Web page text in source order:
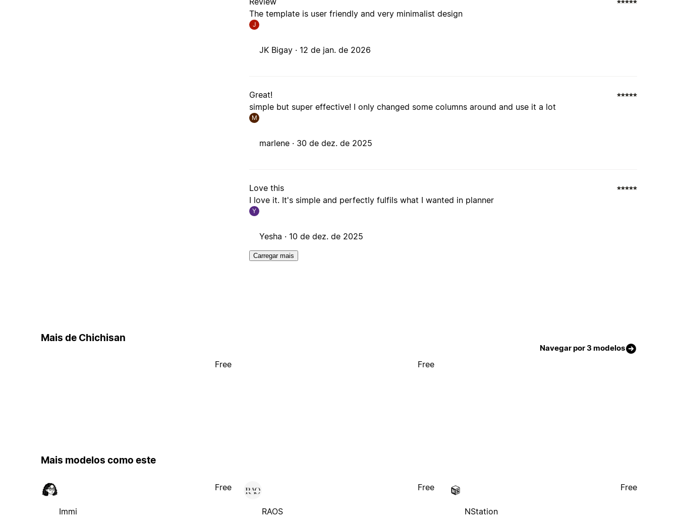
The template is user friendly and very minimalist design
J
JK Bigay · 12 de jan. de 2026
Great!
simple but super effective! I only changed some columns around and use it a lot
M
marlene · 30 de dez. de 2025
Love this
I love it. It's simple and perfectly fulfils what I wanted in planner
Y
Yesha · 10 de dez. de 2025
Carregar mais
Mais de Chichisan
Navegar por 3 modelos
Free Free
Mais modelos como este
Immi
Free
RAOS
Free
NStation
Free